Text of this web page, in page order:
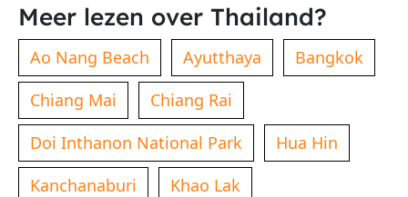
Meer lezen over Thailand?
Ao Nang Beach Ayutthaya
Bangkok
Chiang Mai
Chiang Rai
Doi Inthanon National Park
Hua Hin
Kanchanaburi
Khao Lak